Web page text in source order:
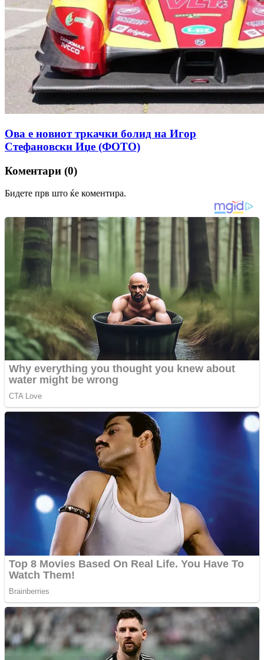
Ова е новиот тркачки болид на Игор
Стефановски Иџе (ФОТО)
Коментари (0)
Бидете прв што ќе коментира.